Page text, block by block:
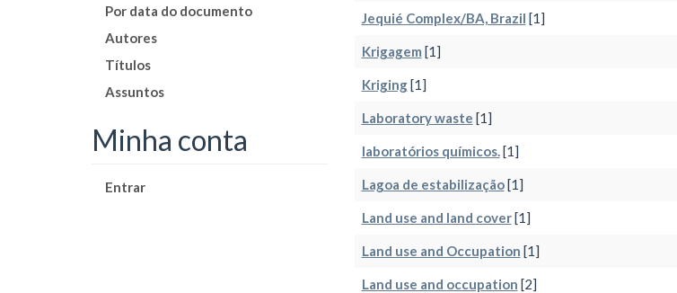
Por data do documento
Autores
Títulos
Assuntos
Minha conta
Entrar
Jequié Complex/BA, Brazil [1]
Krigagem [1]
Kriging[1]
Laboratory waste [1]
laboratórios químicos. [1]
Lagoa de estabilização[1]
Land use and land cover[1]
Land use and Occupation [1]
Land use and occupation [2]